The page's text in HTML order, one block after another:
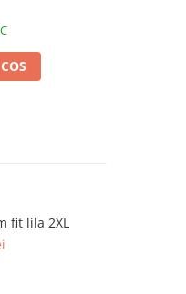
fit lila 2XL